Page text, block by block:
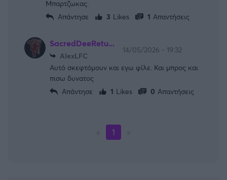
Μπαρτζωκας.
Απάντησε
3 Likes 1 Απαντήσεις
SacredDeeRetu...
AlexLFC
14/05/2026 - 19:32
Αυτό σκεφτόμουν και εγω φίλε. Και μπρος και
πισω δυνατος
Απάντησε
1 Likes 0 Απαντήσεις
1